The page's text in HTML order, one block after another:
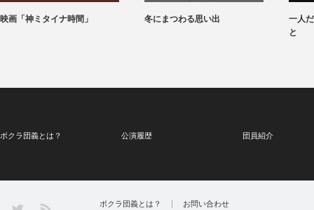
映画「神ミタイナ時間」 冬にまつわる思い出
一人
と
ボクラ団義とは？ 公演履歴 団員紹介
Twitter ボクラ団義とは？ お問い合わせ